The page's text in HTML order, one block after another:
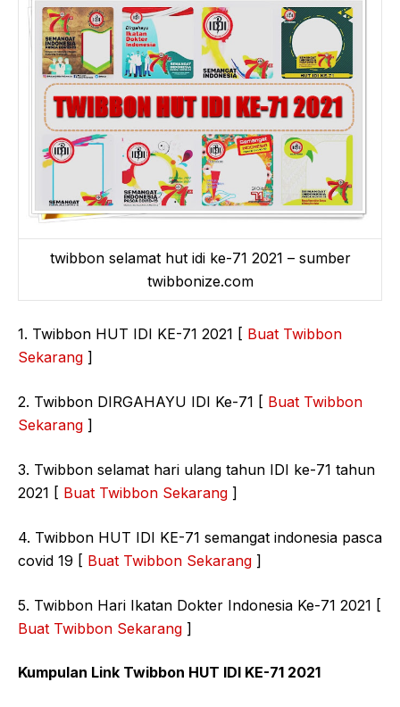
twibbon selamat hut idi ke-71 2021 – sumber
twibbonize.com
1. Twibbon HUT IDI KE-71 2021 [ Buat Twibbon
Sekarang ]
2. Twibbon DIRGAHAYU IDI Ke-71 [ Buat Twibbon
Sekarang ]
3. Twibbon selamat hari ulang tahun IDI ke-71 tahun
2021 [ Buat Twibbon Sekarang ]
4. Twibbon HUT IDI KE-71 semangat indonesia pasca
covid 19 [ Buat Twibbon Sekarang ]
5. Twibbon Hari Ikatan Dokter Indonesia Ke-71 2021 [
Buat Twibbon Sekarang ]
Kumpulan Link Twibbon HUT IDI KE-71 2021